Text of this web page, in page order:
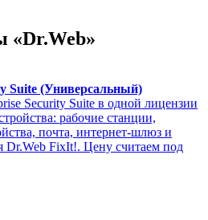
«Dr.Web»
Suite (Универсальный)
Security Suite в одной лицензии
рабочие станции,
почта, интернет-шлюз и
Dr.Web FixIt!. Цену считаем под